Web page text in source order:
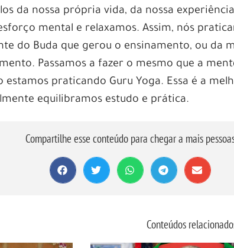
da nossa própria vida, da nossa
mental e relaxamos. Assim, nós
do Buda que gerou o ensinamento, ou da
Passamos a fazer o mesmo que a
estamos praticando Guru Yoga. Essa é a
equilibramos estudo e prática.
Compartilhe esse conteúdo para chegar a mais
Conteúdos